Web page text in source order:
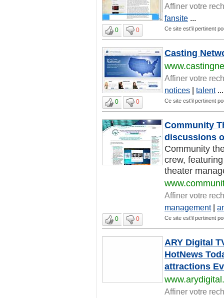
Affiner votre
fansite ...
0 0 Ce site est'il pertinent
Casting
Affiner votre
notices | talent...
0 0 Ce site est'il pertinent
Community
discussions
Community
crew,
theater
Affiner votre
management|
0 0 Ce site est'il pertinent
ARY Digital
HotNews
attractions
Affiner votre